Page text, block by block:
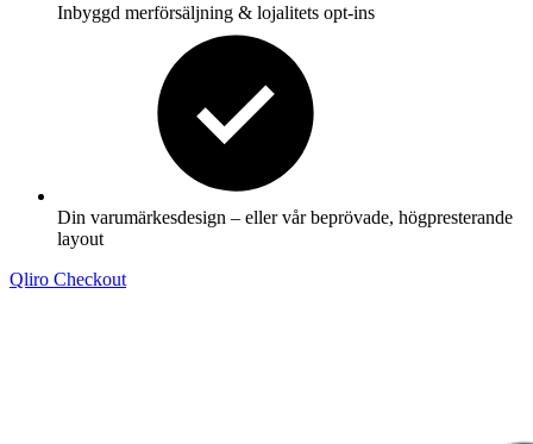
Inbyggd merförsäljning & lojalitets opt-ins
Din varumärkesdesign – eller vår beprövade, högpresterande
layout
Qliro Checkout